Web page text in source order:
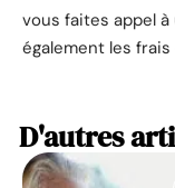
vous faites appel
également les
D'autres